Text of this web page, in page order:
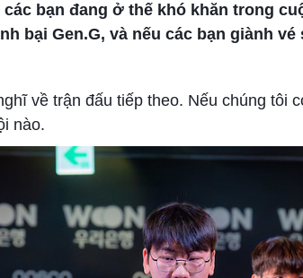
bạn đang ở thế khó khăn trong
bại Gen.G, và nếu các bạn giành
về trận đấu tiếp theo. Nếu chúng tôi
nào.